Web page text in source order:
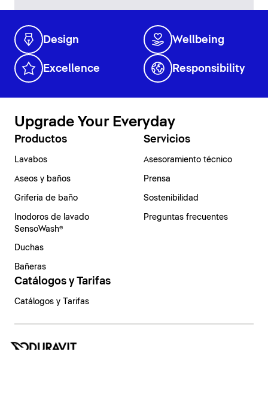
Design Wellbeing
Excellence Responsibility
Upgrade Your Everyday
Productos
Lavabos
Aseos y baños
Grifería de baño
Inodoros de lavado
SensoWash®
Duchas
Bañeras
Servicios
Asesoramiento técnico
Prensa
Sostenibilidad
Preguntas frecuentes
Catálogos y Tarifas
Catálogos y Tarifas